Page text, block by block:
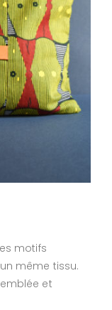
motifs
même tissu.
et